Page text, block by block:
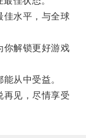
水平，与全球
解锁更好游戏
从中受益。
见，尽情享受